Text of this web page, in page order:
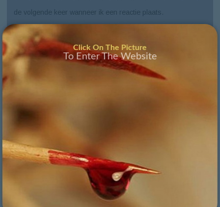
de volgende keer wanneer ik een reactie plaats.
Zoek
naar:
Click On The Picture
To Enter The Website